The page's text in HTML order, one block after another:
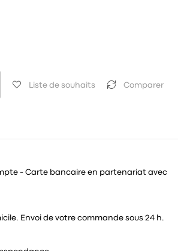
Liste de souhaits Comparer
- Carte bancaire en partenariat avec
Envoi de votre commande sous 24 h.